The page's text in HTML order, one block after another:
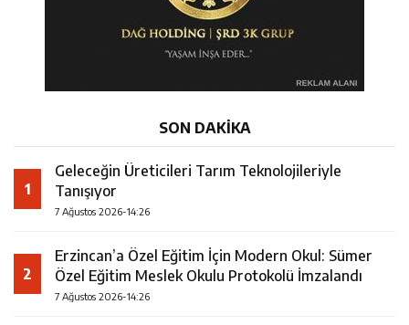
SON DAKİKA
1
Geleceğin Üreticileri Tarım Teknolojileriyle
Tanışıyor
7 Ağustos 2026-14:26
2
Erzincan’a Özel Eğitim İçin Modern Okul: Sümer
Özel Eğitim Meslek Okulu Protokolü İmzalandı
7 Ağustos 2026-14:26